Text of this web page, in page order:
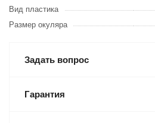
Вид пластика
Размер окуляра
Задать вопрос
Гарантия